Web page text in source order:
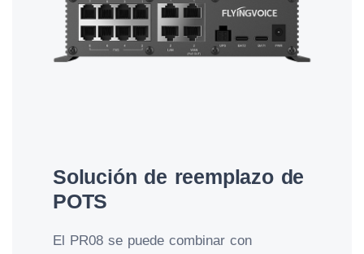
Solución de reemplazo de
POTS
El PR08 se puede combinar con